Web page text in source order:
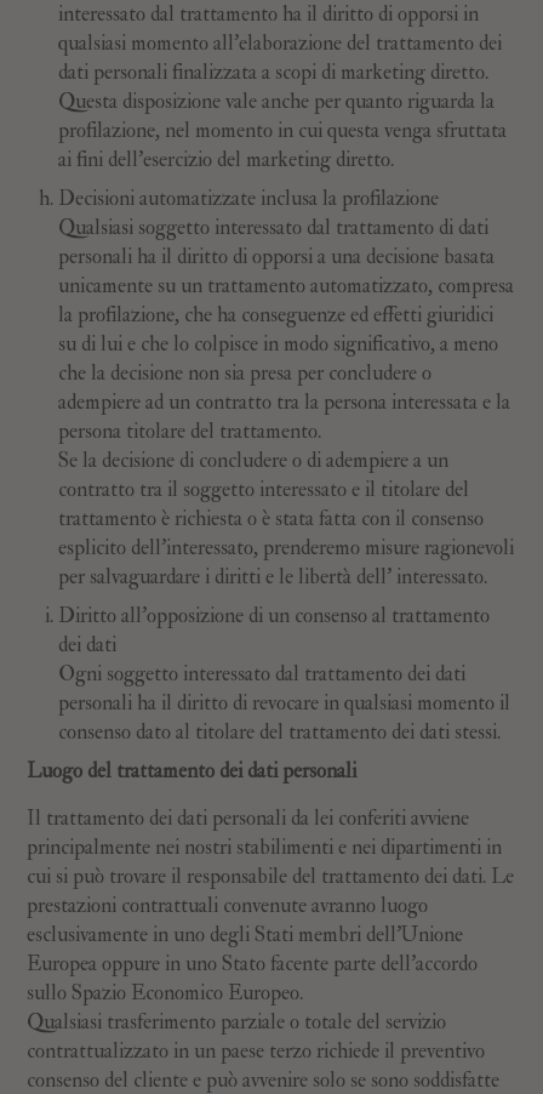
interessato dal trattamento ha il diritto di opporsi in
qualsiasi momento all’elaborazione del trattamento dei
dati personali finalizzata a scopi di marketing diretto.
Questa disposizione vale anche per quanto riguarda la
profilazione, nel momento in cui questa venga sfruttata
ai fini dell’esercizio del marketing diretto.
Decisioni automatizzate inclusa la profilazione
Qualsiasi soggetto interessato dal trattamento di dati
personali ha il diritto di opporsi a una decisione basata
unicamente su un trattamento automatizzato, compresa
la profilazione, che ha conseguenze ed effetti giuridici
su di lui e che lo colpisce in modo significativo, a meno
che la decisione non sia presa per concludere o
adempiere ad un contratto tra la persona interessata e la
persona titolare del trattamento.
Se la decisione di concludere o di adempiere a un
contratto tra il soggetto interessato e il titolare del
trattamento è richiesta o è stata fatta con il consenso
esplicito dell'interessato, prenderemo misure ragionevoli
per salvaguardare i diritti e le libertà dell’ interessato.
Diritto all’opposizione di un consenso al trattamento
dei dati
Ogni soggetto interessato dal trattamento dei dati
personali ha il diritto di revocare in qualsiasi momento il
consenso dato al titolare del trattamento dei dati stessi.
Luogo del trattamento dei dati personali
Il trattamento dei dati personali da lei conferiti avviene
principalmente nei nostri stabilimenti e nei dipartimenti in
cui si può trovare il responsabile del trattamento dei dati. Le
prestazioni contrattuali convenute avranno luogo
esclusivamente in uno degli Stati membri dell’Unione
Europea oppure in uno Stato facente parte dell'accordo
sullo Spazio Economico Europeo.
Qualsiasi trasferimento parziale o totale del servizio
contrattualizzato in un paese terzo richiede il preventivo
consenso del cliente e può avvenire solo se sono soddisfatte